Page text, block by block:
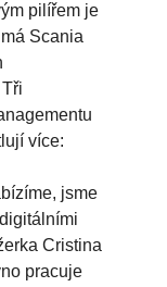
pilířem je
Scania
více:
jsme
Cristina
pracuje